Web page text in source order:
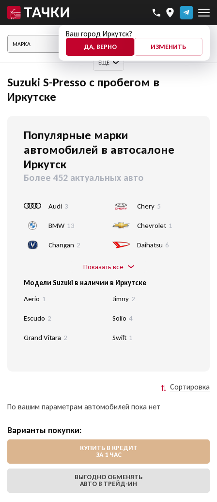
Ваш город Иркутск?
ДА, ВЕРНО ИЗМЕНИТЬ
ЕЩЕ
ПОКАЗАТЬ АВТО
Suzuki S-Presso с пробегом в
Иркутске
Популярные марки
автомобилей в автосалоне
Иркутск
Более 452 актуальных авто
Audi 3
BMW 13
Changan 2
Chery 5
Chevrolet 1
Daihatsu 6
Показать все
Модели Suzuki в наличии в Иркутске
Aerio 1
Escudo 2
Grand Vitara 2
Jimny 2
Solio 4
Swift 1
Сортировка
По вашим параметрам автомобилей пока нет
Варианты покупки:
КУПИТЬ В КРЕДИТ
ЗА 1 ЧАС
ВЫГОДНО ОБМЕНЯТЬ
АВТО В ТРЕЙД-ИН